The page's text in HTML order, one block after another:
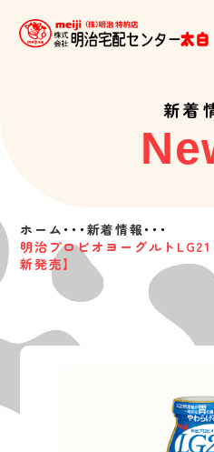
新着
ホーム ･･･ 新着情報･･･
明治プロビオヨーグルト
新発売】